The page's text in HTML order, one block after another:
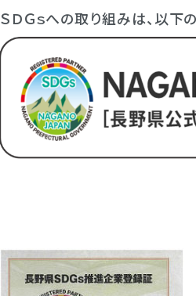
ＳＤＧｓへの取り組みは、以下